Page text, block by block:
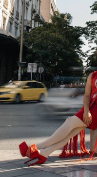
Κόσμος
Ραδιόφωνο LIVE
Εκπομπές
Πολιτισμός